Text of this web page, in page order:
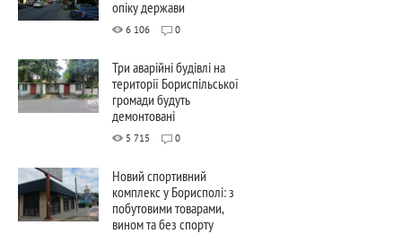
опіку держави
6 106 0
Три аварійні будівлі на
території Бориспільської
громади будуть
демонтовані
5 715 0
Новий спортивний
комплекс у Борисполі: з
побутовими товарами,
вином та без спорту